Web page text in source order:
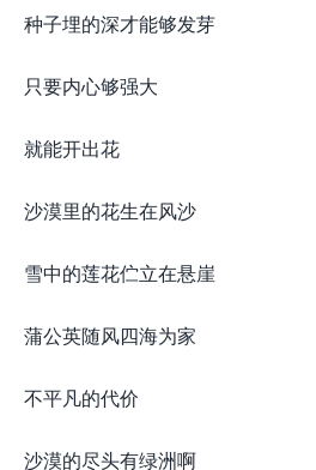
种子埋的深才能够发芽
只要内心够强大
就能开出花
沙漠里的花生在风沙
雪中的莲花伫立在悬崖
蒲公英随风四海为家
不平凡的代价
沙漠的尽头有绿洲啊